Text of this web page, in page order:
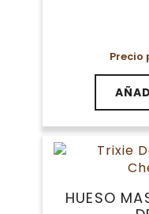
Precio
HUESO